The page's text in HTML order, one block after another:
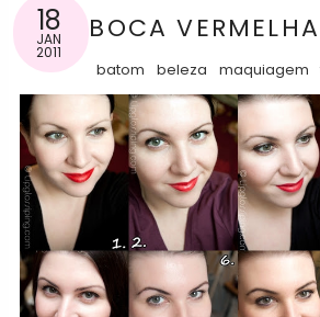
18
JAN
2011
BOCA
batom beleza maquiagem